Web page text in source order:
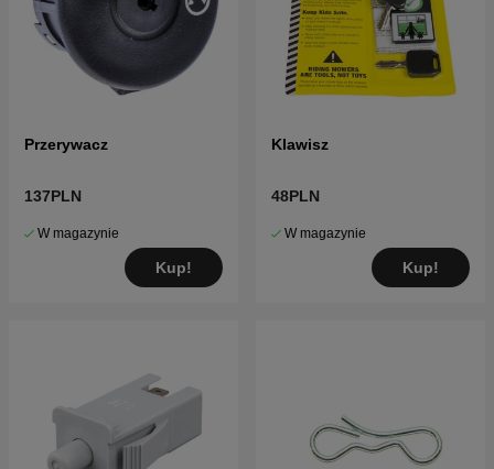
Przerywacz
137PLN
W magazynie
Kup!
Klawisz
48PLN
W magazynie
Kup!